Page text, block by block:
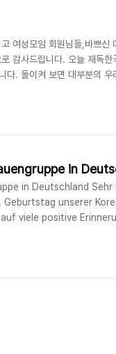
여성모임 회원님들,바쁘신
감사드립니다. 오늘 재독
다. 돌이켜 보면 대부분의
성장시키는 학습은 여성모
in
in Deutschland Sehr
unserer
viele positive